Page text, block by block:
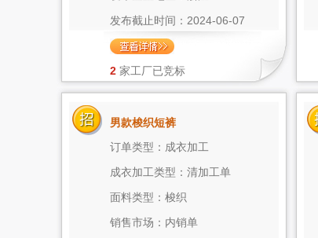
发布截止时间：2024-06-07
2 家工厂已竞标
男款梭织短裤
订单类型：成衣加工
成衣加工类型：清加工单
面料类型：梭织
销售市场：内销单